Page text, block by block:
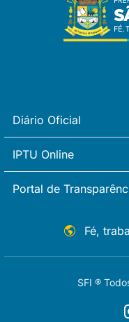
Diário Oficial
IPTU Online
Portal de
Fé,
SFI ®